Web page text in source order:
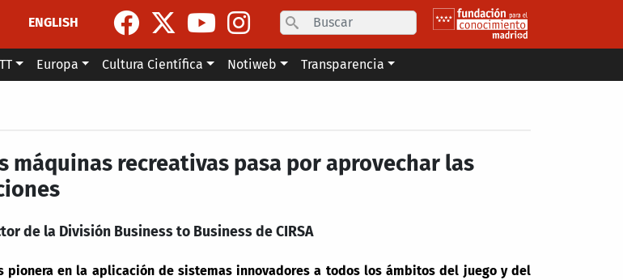
ENGLISH
Search
Europa Cultura Científica Notiweb Transparencia
máquinas recreativas pasa por aprovechar las
de la División Business to Business de CIRSA
pionera en la aplicación de sistemas innovadores a todos los ámbitos del juego y del